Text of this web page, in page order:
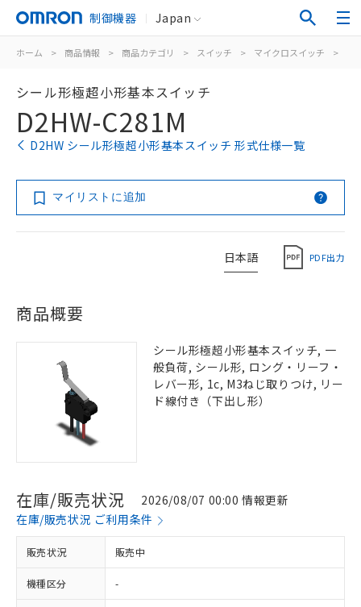
制御機器 Japan
ホーム > 商品情報 > 商品カテゴリ > スイッチ > マイクロスイッチ >
シール形極超小形基本スイッチ
D2HW-C281M
D2HW シール形極超小形基本スイッチ 形式仕様一覧
マイリストに追加
日本語 PDF出力
商品概要
シール形極超小形基本スイッチ, 一
般負荷, シール形, ロング・リーフ・
レバー形, 1c, M3ねじ取りつけ, リー
ド線付き（下出し形）
在庫/販売状況
2026/08/07 00:00 情報更新
在庫/販売状況 ご利用条件
販売状況 販売中
機種区分 -